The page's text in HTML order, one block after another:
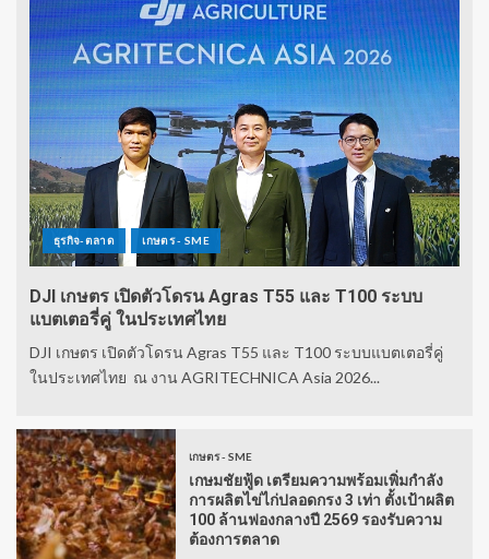
ธุรกิจ-ตลาด เกษตร - SME
DJI เกษตร เปิดตัวโดรน Agras T55 และ T100 ระบบ
แบตเตอรี่คู่ ในประเทศไทย
DJI เกษตร เปิดตัวโดรน Agras T55 และ T100 ระบบแบตเตอรี่คู่
ในประเทศไทย ณ งาน AGRITECHNICA Asia 2026...
เกษตร - SME
เกษมชัยฟู้ด เตรียมความพร้อมเพิ่มกำลัง
การผลิตไข่ไก่ปลอดกรง 3 เท่า ตั้งเป้าผลิต
100 ล้านฟองกลางปี 2569 รองรับความ
ต้องการตลาด